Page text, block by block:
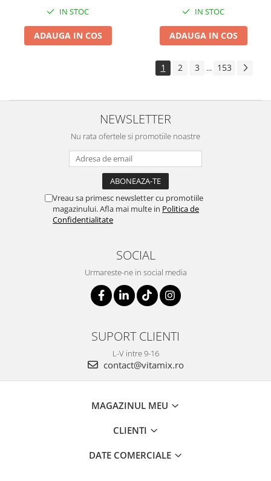
IN STOC
ADAUGA IN COS
IN STOC
ADAUGA IN COS
1 2 3 ... 153
NEWSLETTER
Nu rata ofertele si promotiile noastre
Vreau sa primesc newsletter cu promotiile
magazinului. Afla mai multe in Politica de
Confidentialitate
SOCIAL
Urmareste-ne in social media
SUPORT CLIENTI
L-V intre 9-16
contact@vitamix.ro
MAGAZINUL MEU
CLIENTI
DATE COMERCIALE